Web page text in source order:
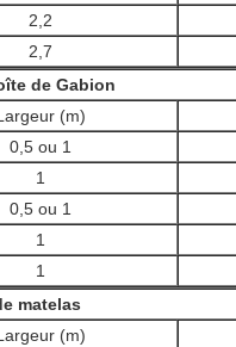
2,2
2,7
de Gabion
(m)
0,5 ou 1
1
0,5 ou 1
1
1
matelas
(m)